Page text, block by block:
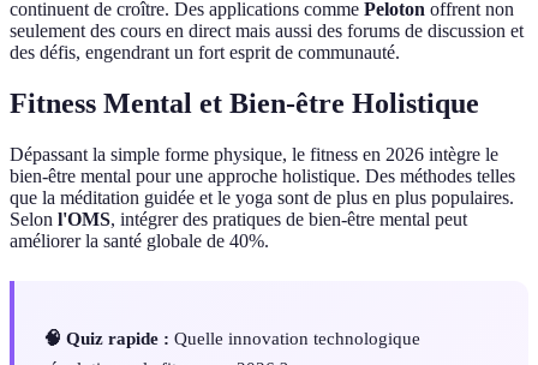
continuent de croître. Des applications comme Peloton offrent non
seulement des cours en direct mais aussi des forums de discussion et
des défis, engendrant un fort esprit de communauté.
Fitness Mental et Bien-être Holistique
Dépassant la simple forme physique, le fitness en 2026 intègre le
bien-être mental pour une approche holistique. Des méthodes telles
que la méditation guidée et le yoga sont de plus en plus populaires.
Selon l'OMS, intégrer des pratiques de bien-être mental peut
améliorer la santé globale de 40%.
🧠 Quiz rapide : Quelle innovation technologique